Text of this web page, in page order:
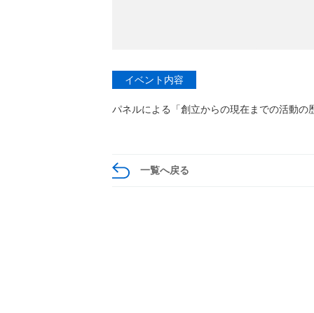
イベント内容
パネルによる「創立からの現在までの活動の
一覧へ戻る